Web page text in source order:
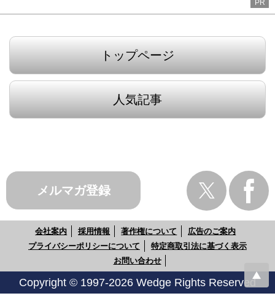
PR
トップページ
人気記事
メルマガ登録
会社案内 採用情報 著作権について
広告のご案内
プライバシーポリシーについて
特定商取引法に基づく表示
お問い合わせ
Copyright © 1997-2026 Wedge Rights Reserved